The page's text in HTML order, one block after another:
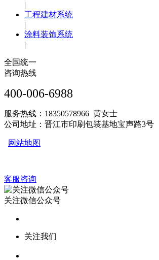
|
工程建材系统
|
涂料装饰系统
|
全国统一
咨询热线
400-006-6988
服务热线：18350578966 黄女士
公司地址：晋江市印刷包装基地宝声路3号
网站地图
客服咨询
关注微信公众号
关注我们